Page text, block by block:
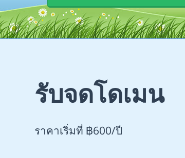
รับจดโดเมน
ราคาเริ่มที่ ฿600/ปี